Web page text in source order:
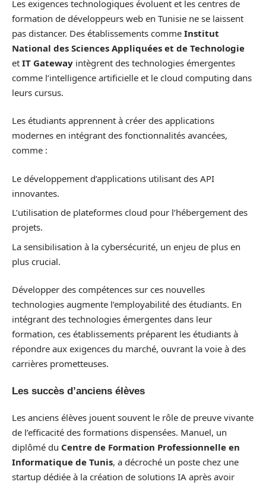
Les exigences technologiques évoluent et les centres de
formation de développeurs web en Tunisie ne se laissent
pas distancer. Des établissements comme Institut
National des Sciences Appliquées et de Technologie
et IT Gateway intègrent des technologies émergentes
comme l’intelligence artificielle et le cloud computing dans
leurs cursus.
Les étudiants apprennent à créer des applications
modernes en intégrant des fonctionnalités avancées,
comme :
Le développement d’applications utilisant des API
innovantes.
L’utilisation de plateformes cloud pour l’hébergement des
projets.
La sensibilisation à la cybersécurité, un enjeu de plus en
plus crucial.
Développer des compétences sur ces nouvelles
technologies augmente l’employabilité des étudiants. En
intégrant des technologies émergentes dans leur
formation, ces établissements préparent les étudiants à
répondre aux exigences du marché, ouvrant la voie à des
carrières prometteuses.
Les succès d’anciens élèves
Les anciens élèves jouent souvent le rôle de preuve vivante
de l’efficacité des formations dispensées. Manuel, un
diplômé du Centre de Formation Professionnelle en
Informatique de Tunis, a décroché un poste chez une
startup dédiée à la création de solutions IA après avoir